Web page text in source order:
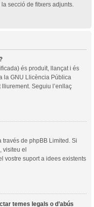
secció de fitxers adjunts.
és produït, llançat i és
la GNU Llicència Pública
Seguiu l’enllaç
de phpBB Limited. Si
visiteu el
vostre suport a idees existents
temes legals o d’abús